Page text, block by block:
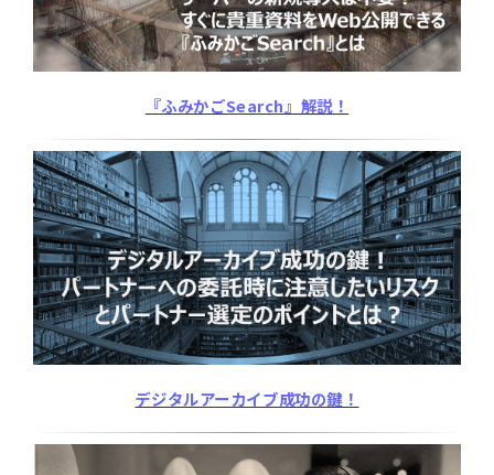
『ふみかごSearch』解説！
デジタルアーカイブ成功の鍵！